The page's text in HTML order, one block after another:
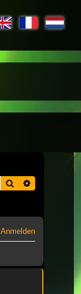
Suche
Anmelden